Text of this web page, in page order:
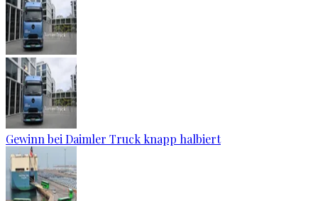
Gewinn bei Daimler Truck knapp halbiert